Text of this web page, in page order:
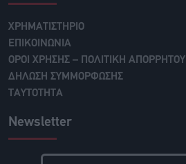
ΧΡΗΜΑΤΙΣΤΗΡΙΟ
ΕΠΙΚΟΙΝΩΝΙΑ
ΟΡΟΙ ΧΡΗΣΗΣ – ΠΟΛΙΤΙΚΗ ΑΠΟΡΡΗΤΟΥ
ΔΗΛΩΣΗ ΣΥΜΜΟΡΦΩΣΗΣ
ΤΑΥΤΟΤΗΤΑ
Newsletter